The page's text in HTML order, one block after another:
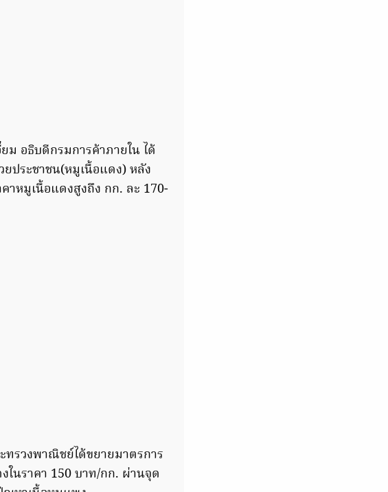
ม อธิบดีกรมการค้าภายใน ได้
ประชาชน(หมูเนื้อแดง) หลัง
าหมูเนื้อแดงสูงถึง กก. ละ 170-
ทรวงพาณิชย์ได้ขยายมาตรการ
นราคา 150 บาท/กก. ผ่านจุด